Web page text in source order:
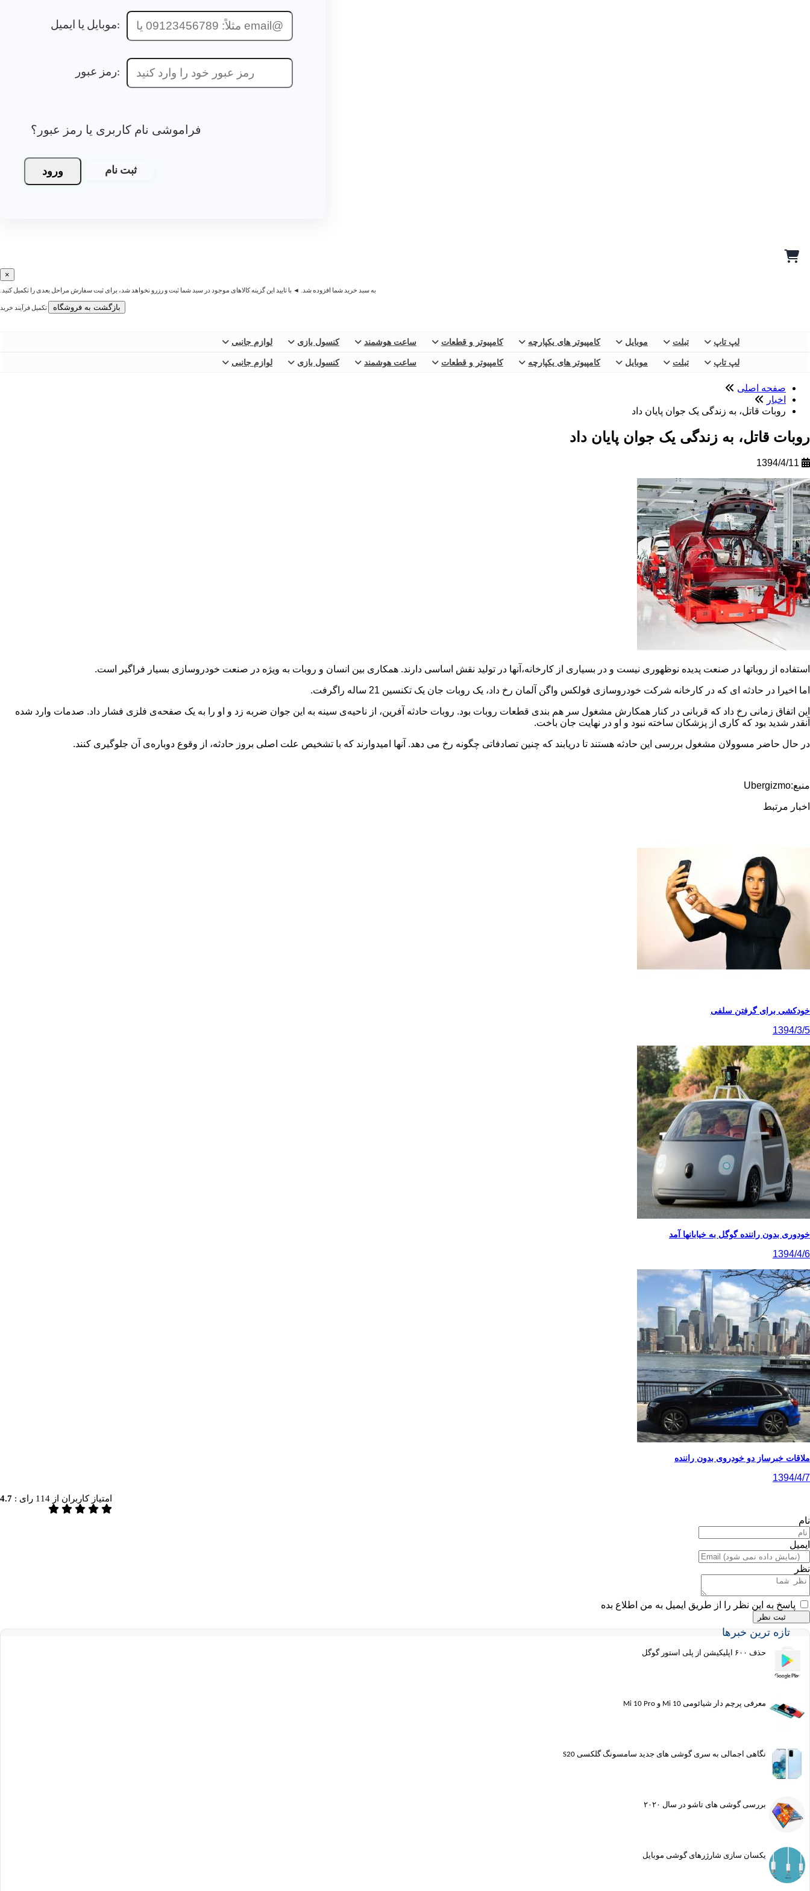
موبایل یا ایمیل:
رمز عبور:
فراموشی نام کاربری یا رمز عبور؟
ورود ثبت نام
×
به سبد خرید شما افزوده شد. ◄ با تایید این گزینه کالاهای موجود در سبد شما ثبت و رزرو نخواهد شد، برای ثبت سفارش مراحل بعدی را تکمیل کنید.
بازگشت به فروشگاه تکمیل فرآیند خرید
لپ تاپ تبلت موبایل کامپیوتر های یکپارچه کامپیوتر و قطعات ساعت هوشمند کنسول بازی لوازم جانبی
لپ تاپ تبلت موبایل کامپیوتر های یکپارچه کامپیوتر و قطعات ساعت هوشمند کنسول بازی لوازم جانبی
صفحه اصلی
اخبار
روبات قاتل، به زندگی یک جوان پایان داد
روبات قاتل، به زندگی یک جوان پایان داد
استفاده از روباتها در صنعت پدیده نوظهوری نیست و در بسیاری از کارخانه،آنها در تولید نقش اساسی دارند. همکاری بین انسان و روبات به ویژه در صنعت خودروسازی بسیار فراگیر است.
اما اخیرا در حادثه ای که در کارخانه شرکت خودروسازی فولکس واگن آلمان رخ داد، یک روبات جان یک تکنسین 21 ساله راگرفت.
این اتفاق زمانی رخ داد که قربانی در کنار همکارش مشغول سر هم بندی قطعات روبات بود. روبات حادثه آفرین، از ناحیه‌ی سینه به این جوان ضربه زد و او را به یک صفحه‌ی فلزی فشار داد. صدمات وارد شده
آنقدر شدید بود که کاری از پزشکان ساخته نبود و او در نهایت جان باخت.
در حال حاضر مسوولان مشغول بررسی این حادثه هستند تا دریابند که چنین تصادفاتی چگونه رخ می دهد. آنها امیدوارند که با تشخیص علت اصلی بروز حادثه، از وقوع دوباره‌ی آن جلوگیری کنند.
منبع:Ubergizmo
اخبار مرتبط
خودکشی برای گرفتن سلفی
1394/3/5
خودوری بدون راننده گوگل به خیابانها آمد
1394/4/6
ملاقات خبرساز دو خودروی بدون راننده
1394/4/7
امتیاز کاربران از 114 رای : 4.7
نام
ایمیل
نظر
پاسخ به این نظر را از طریق ایمیل به من اطلاع بده
تازه ترین خبرها
حذف ۶۰۰ اپلیکیشن از پلی استور گوگل
معرفی پرچم دار شیائومی Mi 10 و Mi 10 Pro
نگاهی اجمالی به سری گوشی های جدید سامسونگ گلکسی S20
بررسی گوشی های تاشو در سال ۲۰۲۰
یکسان سازی شارژرهای گوشی موبایل